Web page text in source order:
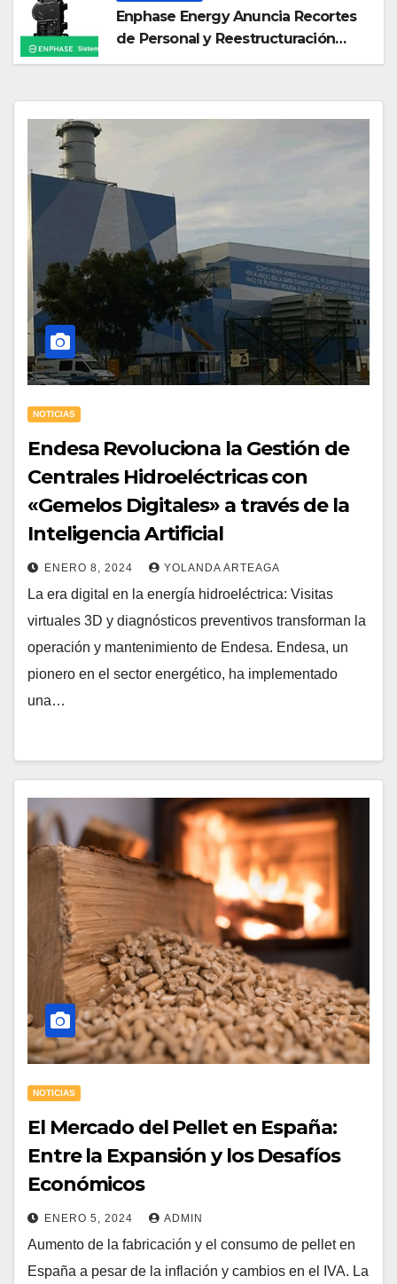
Enphase Energy Anuncia Recortes
de Personal y Reestructuración
Global
NOTICIAS
Endesa Revoluciona la Gestión de
Centrales Hidroeléctricas con
«Gemelos Digitales» a través de la
Inteligencia Artificial
ENERO 8, 2024 YOLANDA ARTEAGA
La era digital en la energía hidroeléctrica: Visitas
virtuales 3D y diagnósticos preventivos transforman la
operación y mantenimiento de Endesa. Endesa, un
pionero en el sector energético, ha implementado
una…
NOTICIAS
El Mercado del Pellet en España:
Entre la Expansión y los Desafíos
Económicos
ENERO 5, 2024 ADMIN
Aumento de la fabricación y el consumo de pellet en
España a pesar de la inflación y cambios en el IVA. La